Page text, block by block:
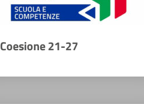
Coesione 21-27